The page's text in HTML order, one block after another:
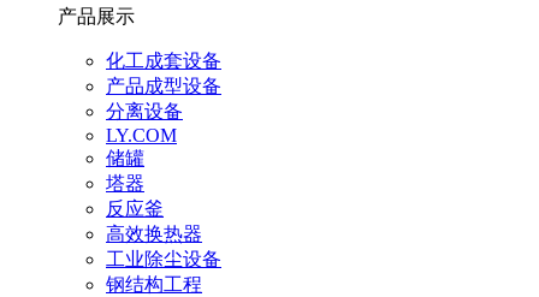
产品展示
化工成套设备
产品成型设备
分离设备
LY.COM
储罐
塔器
反应釜
高效换热器
工业除尘设备
钢结构工程